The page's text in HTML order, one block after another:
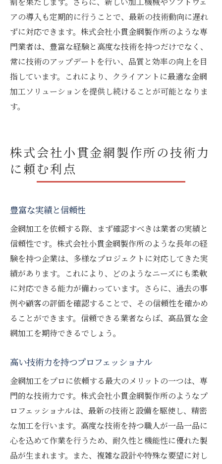
アの導入も定期的に行うことで、最新の技術動向に遅れ
ずに対応できます。株式会社小貫金網製作所のような専
門業者は、豊富な経験と高度な技術を持つだけでなく、
常に技術のアップデートを行い、品質と効率の向上を目
指しています。これにより、クライアントに最適な金網
加工ソリューションを提供し続けることが可能となりま
す。
株式会社小貫金網製作所の技術力
に頼む利点
豊富な実績と信頼性
金網加工を依頼する際、まず確認すべきは業者の実績と
信頼性です。株式会社小貫金網製作所のような長年の経
験を持つ企業は、多様なプロジェクトに対応してきた実
績があります。これにより、どのようなニーズにも柔軟
に対応できる能力が備わっています。さらに、過去の事
例や顧客の評価を確認することで、その信頼性を確かめ
ることができます。信頼できる業者ならば、高品質な金
網加工を期待できるでしょう。
高い技術力を持つプロフェッショナル
金網加工をプロに依頼する最大のメリットの一つは、専
門的な技術力です。株式会社小貫金網製作所のようなプ
ロフェッショナルは、最新の技術と設備を駆使し、精密
な加工を行います。高度な技術を持つ職人が一品一品に
心を込めて作業を行うため、耐久性と機能性に優れた製
品が生まれます。また、複雑な設計や特殊な要望に対し